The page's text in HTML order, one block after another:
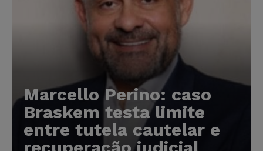
Marcello Perino: caso
Braskem testa limite
entre tutela cautelar e